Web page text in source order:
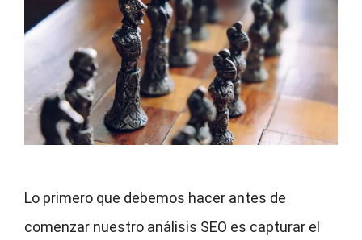
Lo primero que debemos hacer antes de
comenzar nuestro análisis SEO es capturar el